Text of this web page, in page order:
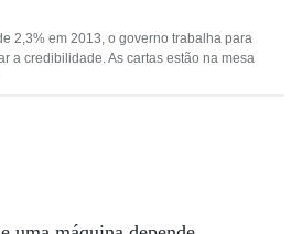
2,3% em 2013, o governo trabalha para
a credibilidade. As cartas estão na mesa